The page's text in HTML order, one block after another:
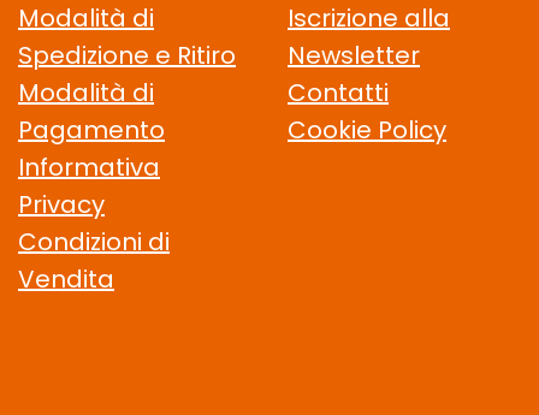
Modalità di
Spedizione e Ritiro
Modalità di
Pagamento
Informativa
Privacy
Condizioni di
Vendita
Iscrizione alla
Newsletter
Contatti
Cookie Policy